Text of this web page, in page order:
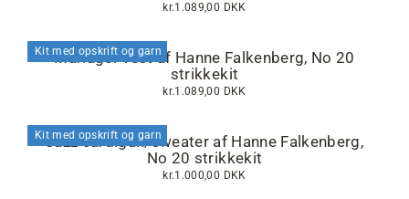
kr.1.089,00 DKK
Kit med opskrift og garn
Mariager vest af Hanne Falkenberg, No 20
strikkekit
kr.1.089,00 DKK
Kit med opskrift og garn
Jazz cardigan/sweater af Hanne Falkenberg,
No 20 strikkekit
kr.1.000,00 DKK